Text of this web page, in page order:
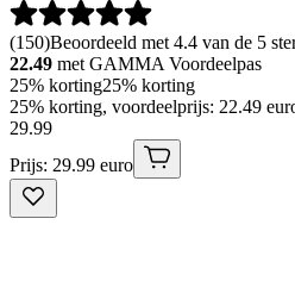
(150)Beoordeeld met 4.4 van de 5
22.49 met GAMMA Voordeelpas
25% korting25% korting
25% korting, voordeelprijs: 22.49
29.99
Prijs: 29.99 euro